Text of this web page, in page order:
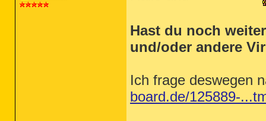
Hast du noch
und/oder andere
Ich frage deswegen
board.de/125889-